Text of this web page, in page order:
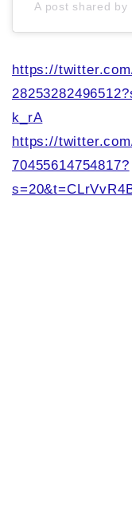
A post shared by
https://
k_rA
https://
70455614754817?